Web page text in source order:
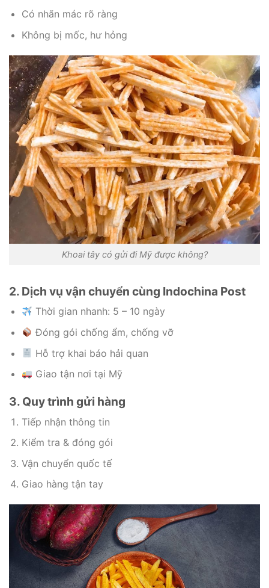
Có nhãn mác rõ ràng
Không bị mốc, hư hỏng
Khoai tây có gửi đi Mỹ được không?
2. Dịch vụ vận chuyển cùng Indochina Post
Thời gian nhanh: 5 – 10 ngày
Đóng gói chống ẩm, chống vỡ
Hỗ trợ khai báo hải quan
Giao tận nơi tại Mỹ
3. Quy trình gửi hàng
Tiếp nhận thông tin
Kiểm tra & đóng gói
Vận chuyển quốc tế
Giao hàng tận tay